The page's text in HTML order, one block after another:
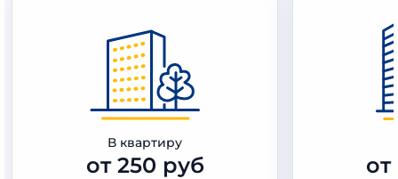
В квартиру
от 250 руб